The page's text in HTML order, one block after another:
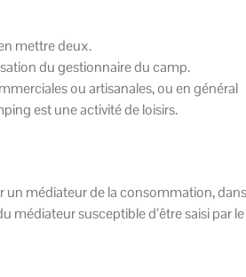
mettre deux.
du gestionnaire du camp.
ou artisanales, ou en général
est une activité de loisirs.
un médiateur de la consommation,
médiateur susceptible d’être saisi par